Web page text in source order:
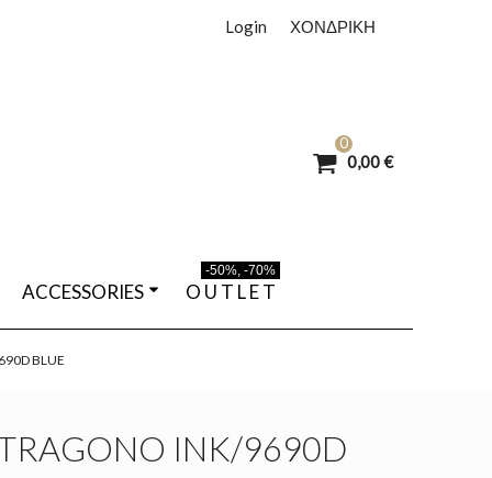
ΧΟΝΔΡΙΚΗ
Login
0
0,00 €
ACCESSORIES O U T L E T
-50%, -70%
BLUE
INK/9690D